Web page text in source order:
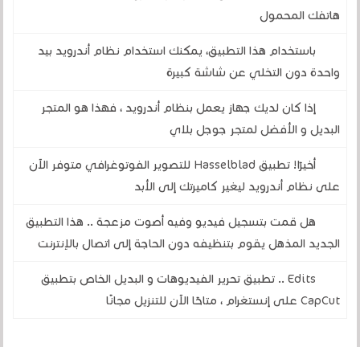
هاتفك المحمول
باستخدام هذا التطبيق، يمكنك استخدام نظام أندرويد بيد
واحدة دون التخلي عن شاشة كبيرة
إذا كان لديك جهاز يعمل بنظام أندرويد ، فهذا هو المتجر
البديل و الأفضل لمتجر جوجل بلاي
أخيرًا! تطبيق Hasselblad للتصوير الفوتوغرافي متوفر الآن
على نظام أندرويد ليغير كاميرتك إلى الأبد
هل قمت بتسجيل فيديو وفيه أصوت مزعجة .. هذا التطبيق
الجديد المذهل يقوم بتنظيفه دون الحاجة إلى اتصال بالإنترنت
Edits .. تطبيق تحرير الفيديوهات و البديل الخاص بتطبيق
CapCut على إنستغرام ، متاحًا الآن للتنزيل مجانًا